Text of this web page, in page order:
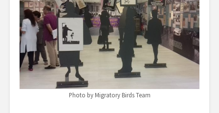
Photo by Migratory Birds Team